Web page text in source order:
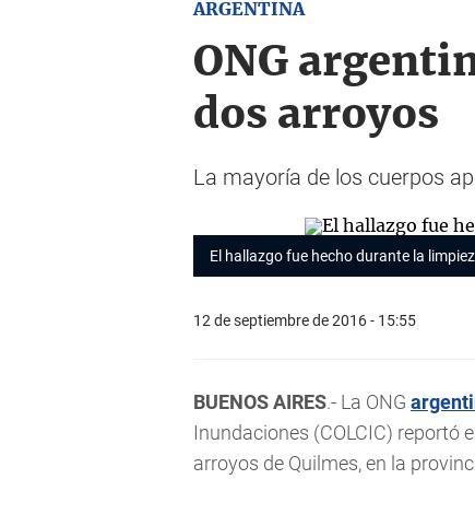
ARGENTINA
ONG
dos arroyos
La mayoría de los cuerpos
El hallazgo fue hecho durante la
12 de septiembre de 2016 - 15:55
BUENOS AIRES.- La ONG
Inundaciones (COLCIC) reportó
arroyos de Quilmes, en la